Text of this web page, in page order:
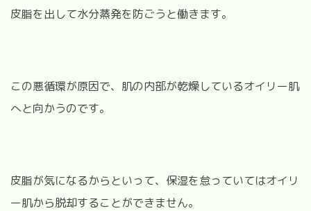
皮脂を出して水分蒸発を防ごうと働きます。
この悪循環が原因で、肌の内部が乾燥しているオイリー肌
へと向かうのです。
皮脂が気になるからといって、保湿を怠っていてはオイリ
ー肌から脱却することができません。